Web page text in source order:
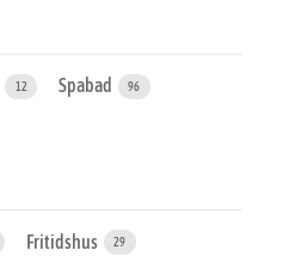
12 Spabad 96
Fritidshus 29